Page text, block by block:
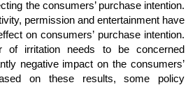
the consumers’ purchase intention.
permission and entertainment have
on consumers’ purchase intention.
of irritation needs to be concerned
negative impact on the consumers’
on these results, some policy